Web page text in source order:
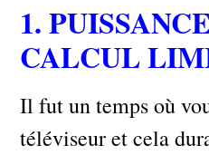
1.
CALCUL
Il fut un temps où
téléviseur et cela